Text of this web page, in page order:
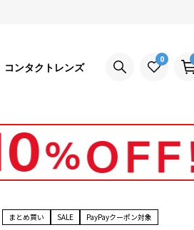
コンタクトレンズ
0
まとめ買い SALE PayPayクーポン対象